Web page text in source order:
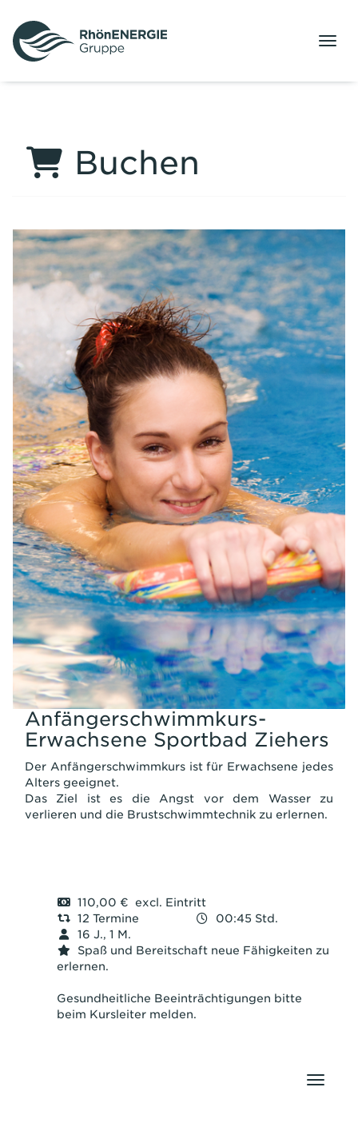
Buchen
Anfängerschwimmkurs-
Erwachsene Sportbad Ziehers
Der Anfängerschwimmkurs ist für Erwachsene jedes
Alters geeignet.
Das Ziel ist es die Angst vor dem Wasser zu
verlieren und die Brustschwimmtechnik zu erlernen.
110,00 € excl. Eintritt
12 Termine
00:45 Std.
16 J., 1 M.
Spaß und Bereitschaft neue Fähigkeiten zu
erlernen.
Gesundheitliche Beeinträchtigungen bitte
beim Kursleiter melden.